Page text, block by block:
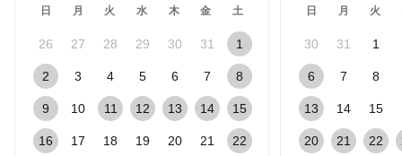
日 月 火 水 木 金 土
26 27 28 29 30 31 1
2 3 4 5 6 7 8
9 10 11 12 13 14 15
16 17 18 19 20 21 22
日 月 火
30 31 1
6 7 8
13 14 15
20 21 22